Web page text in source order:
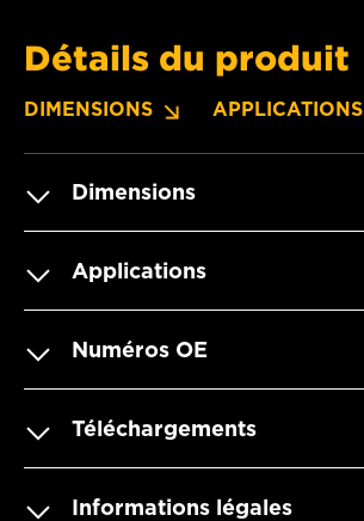
Détails du produit
DIMENSIONS APPLICATIONS
Dimensions
Applications
Numéros OE
Téléchargements
Informations légales